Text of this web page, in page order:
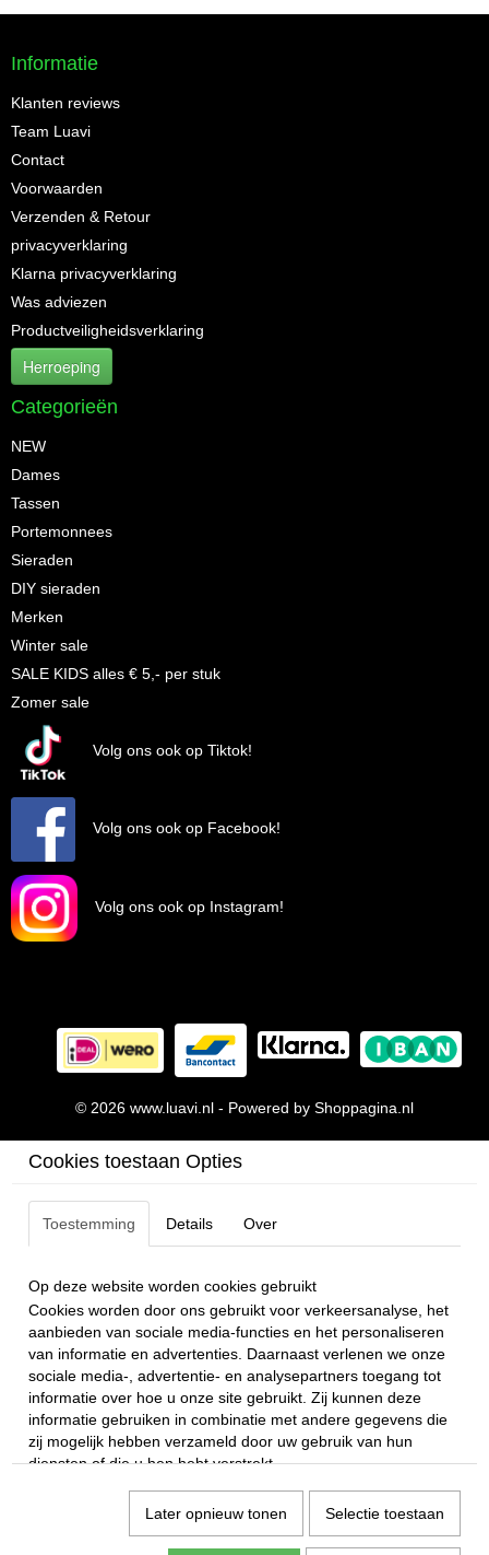
Informatie
Klanten reviews
Team Luavi
Contact
Voorwaarden
Verzenden & Retour
privacyverklaring
Klarna privacyverklaring
Was adviezen
Productveiligheidsverklaring
Herroeping
Categorieën
NEW
Dames
Tassen
Portemonnees
Sieraden
DIY sieraden
Merken
Winter sale
SALE KIDS alles € 5,- per stuk
Zomer sale
Volg ons ook op Tiktok!
Volg ons ook op Facebook!
Volg ons ook op Instagram!
© 2026 www.luavi.nl - Powered by Shoppagina.nl
Cookies toestaan Opties
Toestemming Details Over
Op deze website worden cookies gebruikt
Cookies worden door ons gebruikt voor verkeersanalyse, het
aanbieden van sociale media-functies en het personaliseren
van informatie en advertenties. Daarnaast verlenen we onze
sociale media-, advertentie- en analysepartners toegang tot
informatie over hoe u onze site gebruikt. Zij kunnen deze
informatie gebruiken in combinatie met andere gegevens die
zij mogelijk hebben verzameld door uw gebruik van hun
diensten of die u hen hebt verstrekt.
Later opnieuw tonen Selectie toestaan